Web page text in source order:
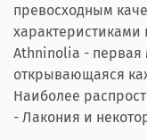
превосходным
характеристиками
Athninolia - первая
открывающаяся
Наиболее
- Лакония и